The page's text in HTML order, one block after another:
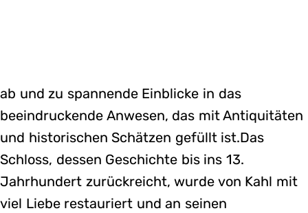
ab und zu spannende Einblicke in das
beeindruckende Anwesen, das mit Antiquitäten
und historischen Schätzen gefüllt ist.Das
Schloss, dessen Geschichte bis ins 13.
Jahrhundert zurückreicht, wurde von Kahl mit
viel Liebe restauriert und an seinen